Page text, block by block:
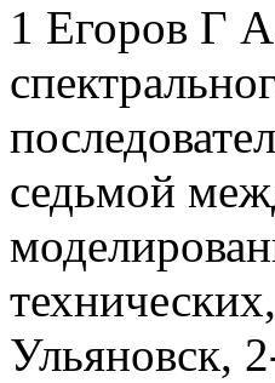
1 Егоров Г
седьмой
Ульяновск,